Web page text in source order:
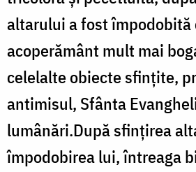
altarului a fost împodobită
acoperământ mult mai
celelalte obiecte sfinţite,
antimisul, Sfânta
lumânări.După sfinţirea
împodobirea lui, întreaga